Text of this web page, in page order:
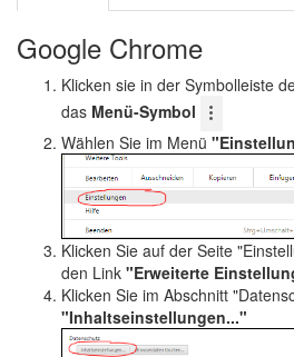
Google Chrome
Klicken sie in der Symbolleiste
das Menü-Symbol
Wählen Sie im Menü
Klicken Sie auf der Seite
den Link "Erweiterte
Klicken Sie im Abschnitt
"Inhaltseinstellungen..."